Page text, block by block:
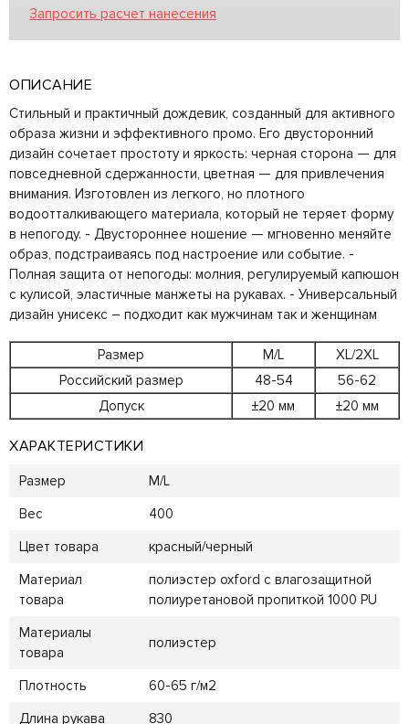
Запросить расчет нанесения
ОПИСАНИЕ
Стильный и практичный дождевик, созданный для активного
образа жизни и эффективного промо. Его двусторонний
дизайн сочетает простоту и яркость: черная сторона — для
повседневной сдержанности, цветная — для привлечения
внимания. Изготовлен из легкого, но плотного
водоотталкивающего материала, который не теряет форму
в непогоду. - Двустороннее ношение — мгновенно меняйте
образ, подстраиваясь под настроение или событие. -
Полная защита от непогоды: молния, регулируемый капюшон
с кулисой, эластичные манжеты на рукавах. - Универсальный
дизайн унисекс – подходит как мужчинам так и женщинам
Размер M/L
XL/2XL
Российский размер
48-54
56-62
Допуск
±20 мм ±20 мм
ХАРАКТЕРИСТИКИ
Размер
M/L
Вес
400
Цвет товара
красный/черный
Материал
товара
полиэстер oxford с влагозащитной
полиуретановой пропиткой 1000 PU
Материалы
товара
полиэстер
Плотность
60-65 г/м2
Длина рукава
830